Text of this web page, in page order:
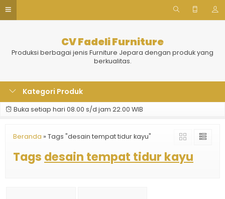
CV Fadeli Furniture
Produksi berbagai jenis Furniture Jepara dengan produk yang
berkualitas.
Kategori Produk
Buka setiap hari 08.00 s/d jam 22.00 WIB
Beranda » Tags "desain tempat tidur kayu"
Tags desain tempat tidur kayu